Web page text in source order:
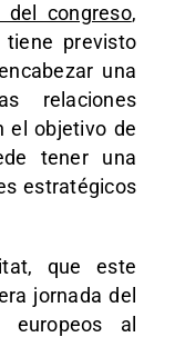
congreso,
previsto
una
relaciones
el objetivo de
tener una
estratégicos
que este
jornada del
europeos al